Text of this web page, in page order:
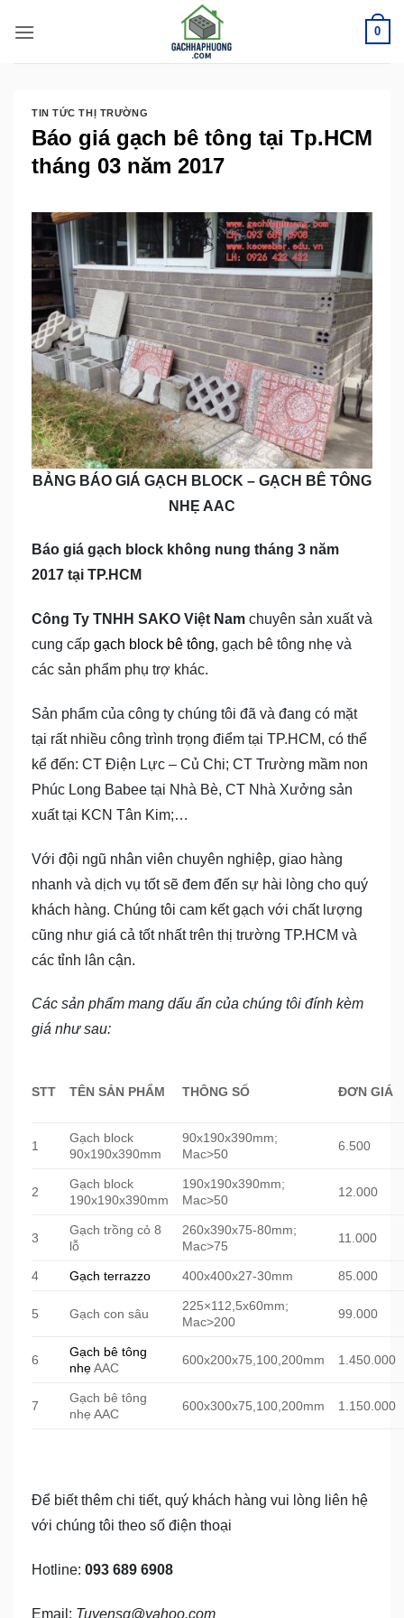
qua
nội
0
TIN TỨC THỊ TRƯỜNG
Báo giá gạch bê tông tại Tp.HCM
tháng 03 năm 2017
BẢNG BÁO GIÁ GẠCH BLOCK – GẠCH BÊ TÔNG
NHẸ AAC
Báo giá gạch block không nung tháng 3 năm
2017 tại TP.HCM
Công Ty TNHH SAKO Việt Nam chuyên sản xuất và
cung cấp gạch block bê tông, gạch bê tông nhẹ và
các sản phẩm phụ trợ khác.
Sản phẩm của công ty chúng tôi đã và đang có mặt
tại rất nhiều công trình trọng điểm tại TP.HCM, có thể
kể đến: CT Điện Lực – Củ Chi; CT Trường mầm non
Phúc Long Babee tại Nhà Bè, CT Nhà Xưởng sản
xuất tại KCN Tân Kim;…
Với đội ngũ nhân viên chuyên nghiệp, giao hàng
nhanh và dịch vụ tốt sẽ đem đến sự hài lòng cho quý
khách hàng. Chúng tôi cam kết gạch với chất lượng
cũng như giá cả tốt nhất trên thị trường TP.HCM và
các tỉnh lân cận.
Các sản phẩm mang dấu ấn của chúng tôi đính kèm
giá như sau:
STT TÊN SẢN PHẨM THÔNG SỐ ĐƠN GIÁ
1
Gạch block
90x190x390mm
90x190x390mm;
Mac>50
6.500
2
Gạch block
190x190x390mm
190x190x390mm;
Mac>50
12.000
3
Gạch trồng cỏ 8
lỗ
260x390x75-80mm;
Mac>75
11.000
4 Gạch terrazzo 400x400x27-30mm 85.000
5 Gạch con sâu
225×112,5x60mm;
Mac>200
99.000
6
Gạch bê tông
nhẹAAC
600x200x75,100,200mm 1.450.000
7
Gạch bê tông
nhẹ AAC
600x300x75,100,200mm 1.150.000
Để biết thêm chi tiết, quý khách hàng vui lòng liên hệ
với chúng tôi theo số điện thoại
Hotline: 093 689 6908
Email: Tuyensg@yahoo.com